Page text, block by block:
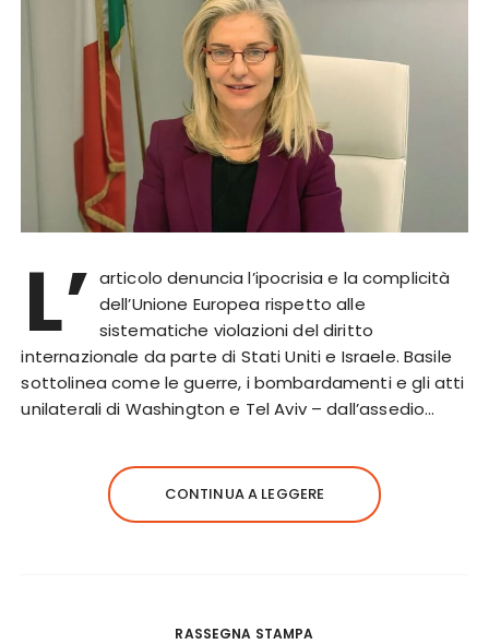
L’ articolo denuncia l’ipocrisia e la complicità
dell’Unione Europea rispetto alle
sistematiche violazioni del diritto
internazionale da parte di Stati Uniti e Israele. Basile
sottolinea come le guerre, i bombardamenti e gli atti
unilaterali di Washington e Tel Aviv – dall’assedio…
CONTINUA A LEGGERE
RASSEGNA STAMPA